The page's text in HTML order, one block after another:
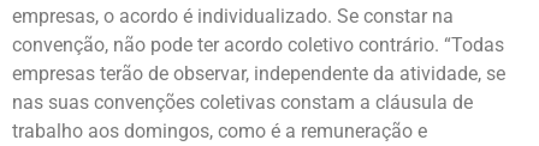
empresas, o acordo é individualizado. Se constar na
convenção, não pode ter acordo coletivo contrário. “Todas
empresas terão de observar, independente da atividade, se
nas suas convenções coletivas constam a cláusula de
trabalho aos domingos, como é a remuneração e